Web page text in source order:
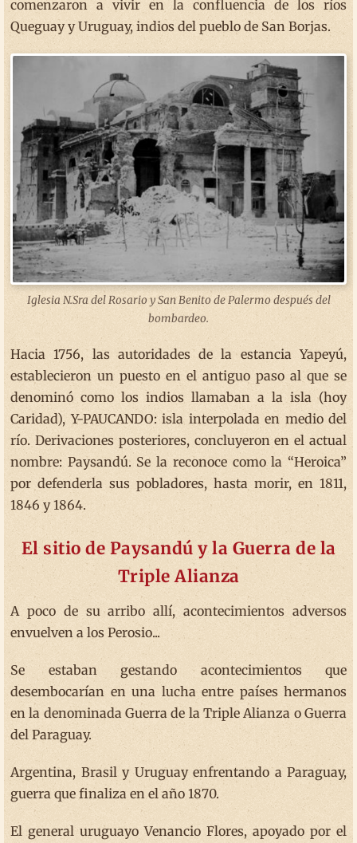
comenzaron a vivir en la confluencia de los ríos
Queguay y Uruguay, indios del pueblo de San Borjas.
Iglesia N.Sra del Rosario y San Benito de Palermo después del
bombardeo.
Hacia 1756, las autoridades de la estancia Yapeyú,
establecieron un puesto en el antiguo paso al que se
denominó como los indios llamaban a la isla (hoy
Caridad), Y-PAUCANDO: isla interpolada en medio del
río. Derivaciones posteriores, concluyeron en el actual
nombre: Paysandú. Se la reconoce como la “Heroica”
por defenderla sus pobladores, hasta morir, en 1811,
1846 y 1864.
El sitio de Paysandú y la Guerra de la
Triple Alianza
A poco de su arribo allí, acontecimientos adversos
envuelven a los Perosio...
Se estaban gestando acontecimientos que
desembocarían en una lucha entre países hermanos
en la denominada Guerra de la Triple Alianza o Guerra
del Paraguay.
Argentina, Brasil y Uruguay enfrentando a Paraguay,
guerra que finaliza en el año 1870.
El general uruguayo Venancio Flores, apoyado por el